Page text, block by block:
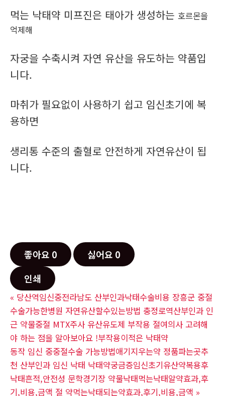
먹는 낙태약 미프진은 태아가 생성하는 호르몬을
억제해
자궁을 수축시켜 자연 유산을 유도하는 약품입
니다.
마취가 필요없이 사용하기 쉽고 임신초기에 복
용하면
생리통 수준의 출혈로 안전하게 자연유산이 됩
니다.
좋아요 0 싫어요 0
인쇄
« 당산역임신중전라남도 산부인과낙태수술비용 장흥군 중절
수술가능한병원 자연유산할수있는방법 충정로역산부인과 인
근 약물중절 MTX주사 유산유도제 부작용 절여의사 고려해
야 하는 점을 알아보아요 !부작용이적은 낙­태약
동작 임신 중중절수술 가능방법애기지우는약 정품파는곳추
천 산부인과 임신 낙태 낙태약궁금증임신초기유산약복용후
낙태흔적,안전성 문학경기장 약물낙태먹는낙태알약효과,후
기,비용,금액 절 약먹는낙태되는약효과,후기,비용,금액 »